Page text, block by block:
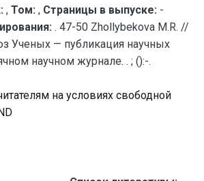
, Том: , Страницы в выпуске: -
. 47-50 Zhollybekova M.R. //
Ученых — публикация научных
научном журнале. . ; ():-.
на условиях свободной